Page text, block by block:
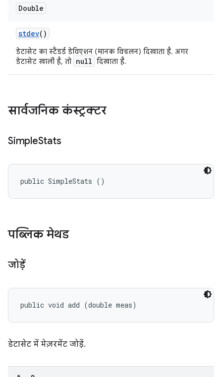
Double
stdev()
डेटासेट का स्टैंडर्ड डेविएशन (मानक विचलन) दिखाता है. अगर
डेटासेट खाली है, तो null दिखाता है.
सार्वजनिक कंस्ट्रक्टर
SimpleStats
public SimpleStats ()
पब्लिक मेथड
जोड़ें
public void add (double meas)
डेटासेट में मेज़रमेंट जोड़ें.